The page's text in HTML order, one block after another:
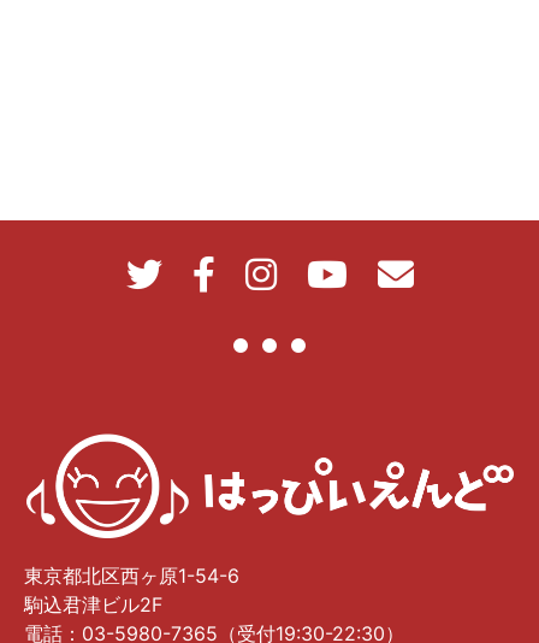
東京都北区西ヶ原1-54-6
駒込君津ビル2F
電話：03-5980-7365（受付19:30-22:30）